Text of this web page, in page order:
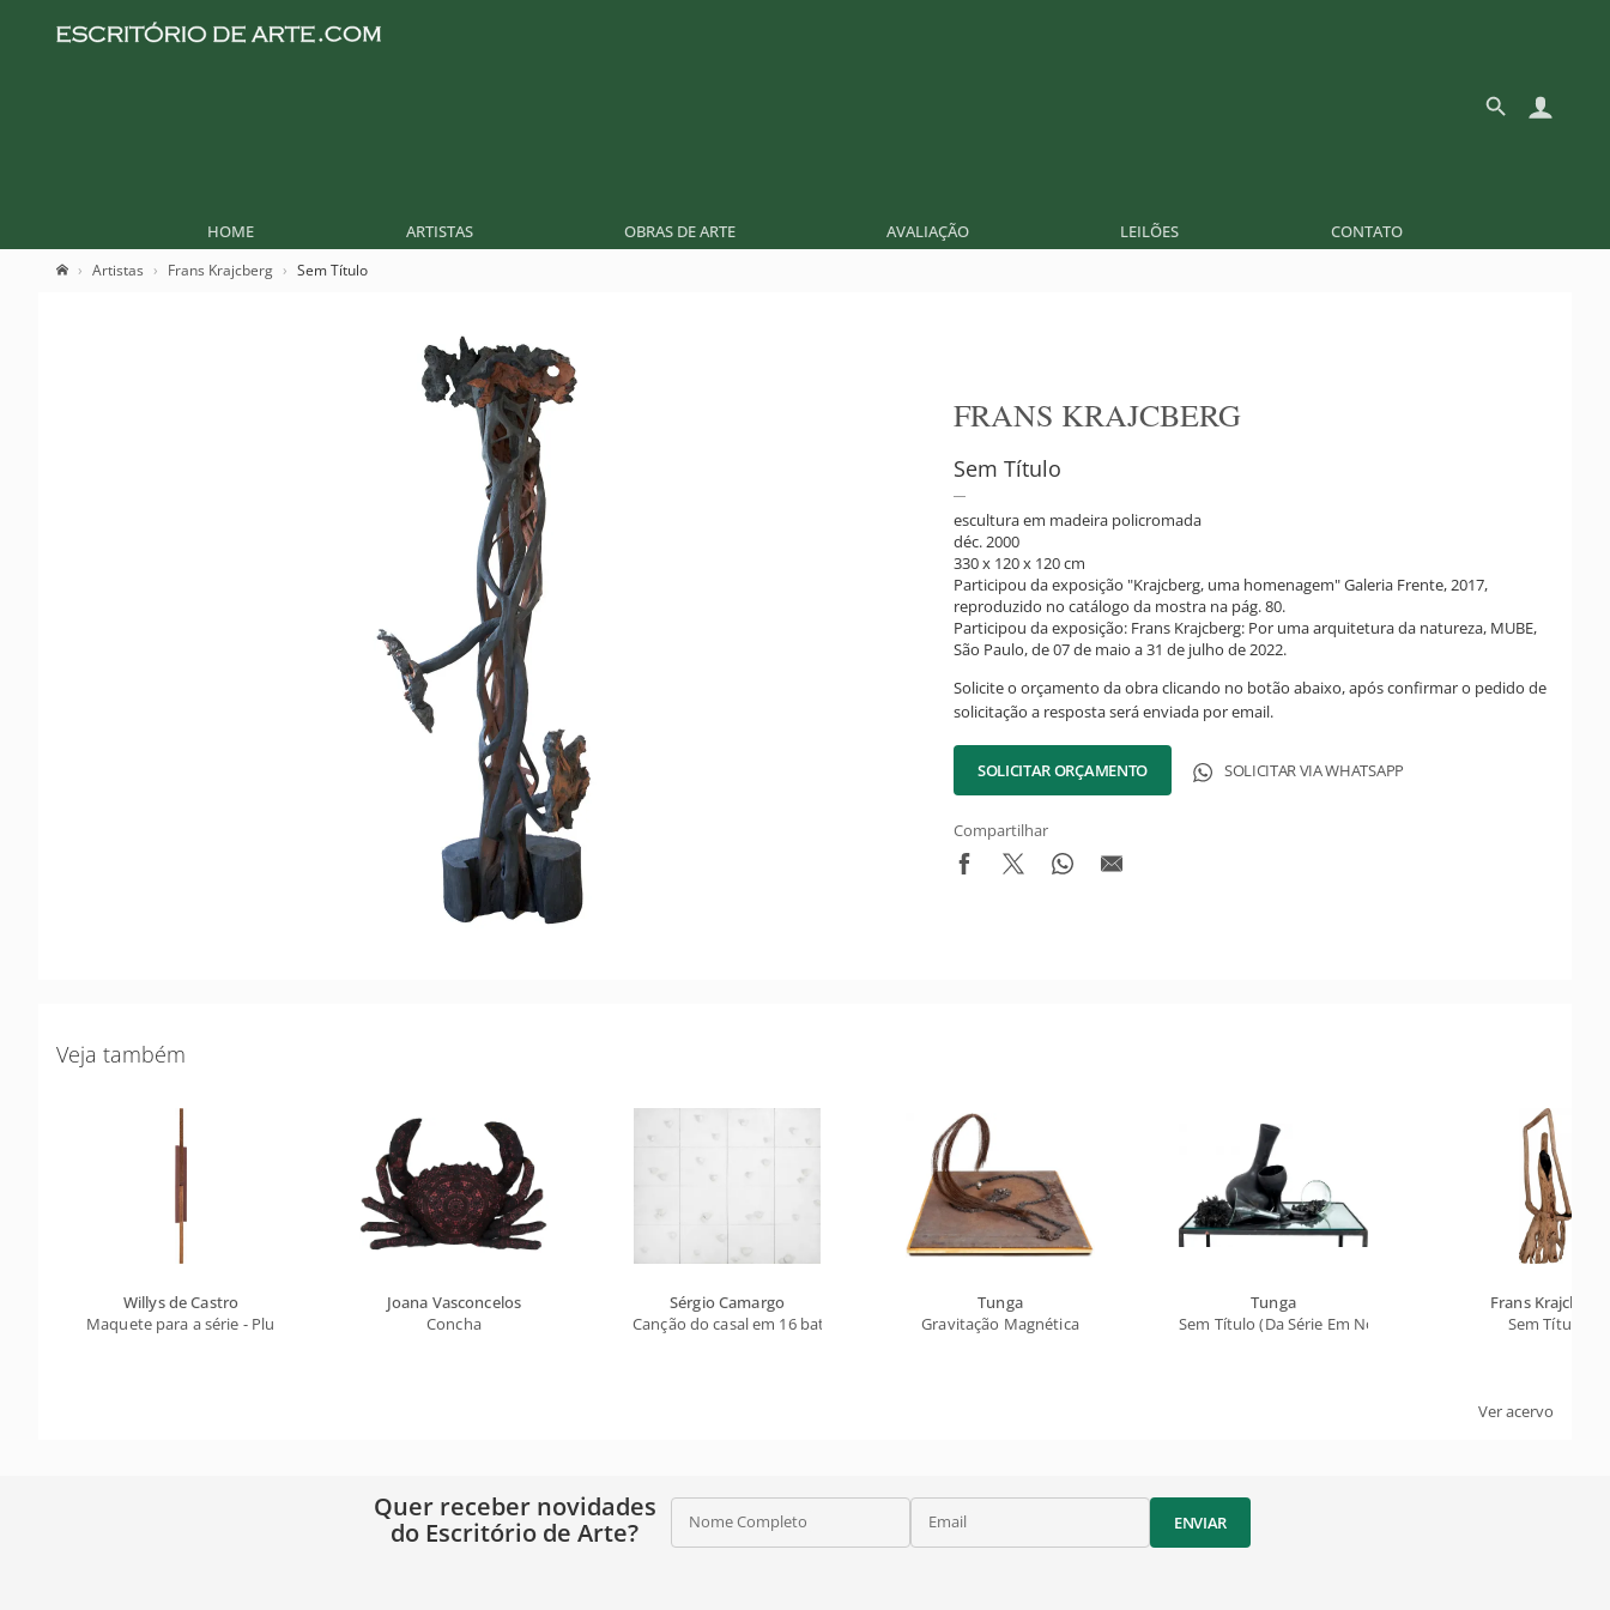
HOME ARTISTAS OBRAS DE ARTE AVALIAÇÃO LEILÕES CONTATO
Artistas Frans Krajcberg Sem Título
FRANS KRAJCBERG
Sem Título
escultura em madeira policromada
déc. 2000
330 x 120 x 120 cm
Participou da exposição "Krajcberg, uma homenagem" Galeria Frente, 2017,
reproduzido no catálogo da mostra na pág. 80.
Participou da exposição: Frans Krajcberg: Por uma arquitetura da natureza, MUBE,
São Paulo, de 07 de maio a 31 de julho de 2022.
Solicite o orçamento da obra clicando no botão abaixo, após confirmar o pedido de
solicitação a resposta será enviada por email.
SOLICITAR ORÇAMENTO SOLICITAR VIA WHATSAPP
Compartilhar
Veja também
Willys de Castro
Maquete para a série - Pluriobjeto A6
Joana Vasconcelos
Concha
Sérgio Camargo
Canção do casal em 16 batidas
Tunga
Gravitação Magnética
Tunga
Sem Título (Da Série Em Noite Escura)
Frans Krajcberg
Sem Título
Ver acervo
Quer receber novidades
do Escritório de Arte?
Nome Completo Email ENVIAR